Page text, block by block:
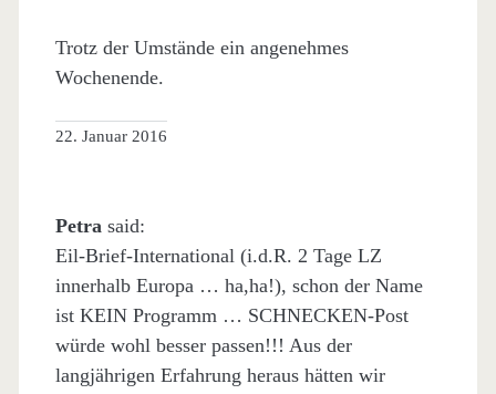
Trotz der Umstände ein angenehmes
Wochenende.
22. Januar 2016
Petra said:
Eil-Brief-International (i.d.R. 2 Tage LZ
innerhalb Europa … ha,ha!), schon der Name
ist KEIN Programm … SCHNECKEN-Post
würde wohl besser passen!!! Aus der
langjährigen Erfahrung heraus hätten wir